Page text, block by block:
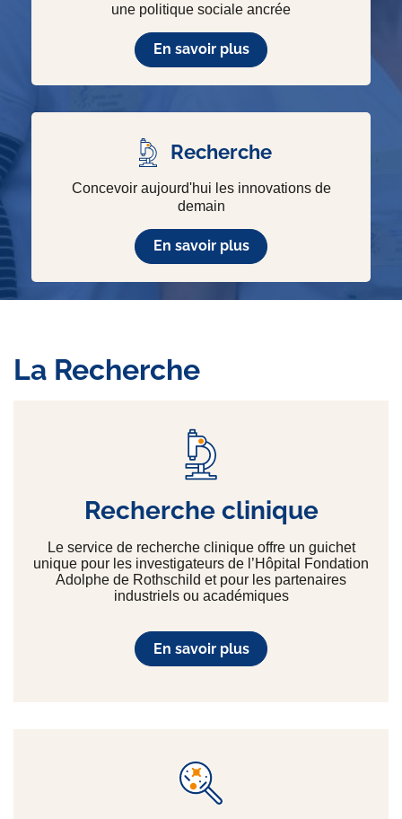
une politique sociale ancrée
En savoir plus
Recherche
Concevoir aujourd'hui les innovations de
demain
En savoir plus
La Recherche
Recherche clinique
Le service de recherche clinique offre un guichet
unique pour les investigateurs de l’Hôpital Fondation
Adolphe de Rothschild et pour les partenaires
industriels ou académiques
En savoir plus